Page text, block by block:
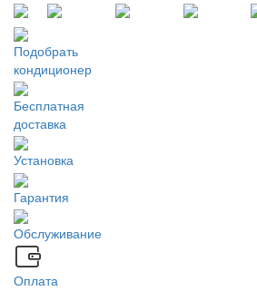
Подобрать
кондиционер
Бесплатная
доставка
Установка
Гарантия
Обслуживание
Оплата